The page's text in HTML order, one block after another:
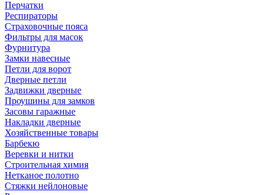
Перчатки
Респираторы
Страховочные пояса
Фильтры для масок
Фурнитура
Замки навесные
Петли для ворот
Дверные петли
Задвижки дверные
Проушины для замков
Засовы гаражные
Накладки дверные
Хозяйственные товары
Барбекю
Веревки и нитки
Строительная химия
Нетканое полотно
Стяжки нейлоновые